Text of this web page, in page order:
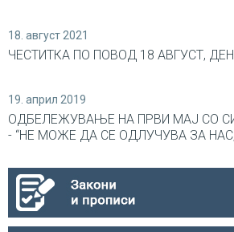
18. август 2021
ЧЕСТИТКА ПО ПОВОД 18 АВГУСТ,
19. април 2019
ОДБЕЛЕЖУВАЊЕ НА ПРВИ МАЈ СО
- “НЕ МОЖЕ ДА СЕ ОДЛУЧУВА ЗА